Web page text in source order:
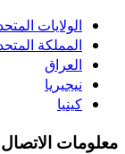
الولايات
المملكة
العراق
نيجيريا
كينيا
معلومات الاتصال